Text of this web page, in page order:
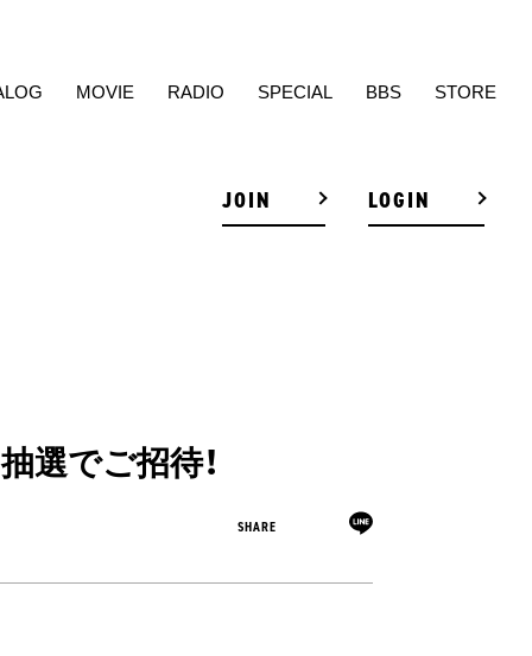
MOVIE RADIO SPECIAL BBS STORE
JOIN LOGIN
選でご招待！
SHARE